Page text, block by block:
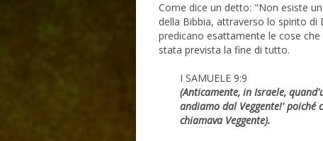
Come dice un detto: "Non esiste
della Bibbia, attraverso lo spirito di
predicano esattamente le cose
stata prevista la fine di tutto.
I SAMUELE 9:9
(Anticamente, in Israele,
andiamo dal Veggente!' poiché
chiamava Veggente).